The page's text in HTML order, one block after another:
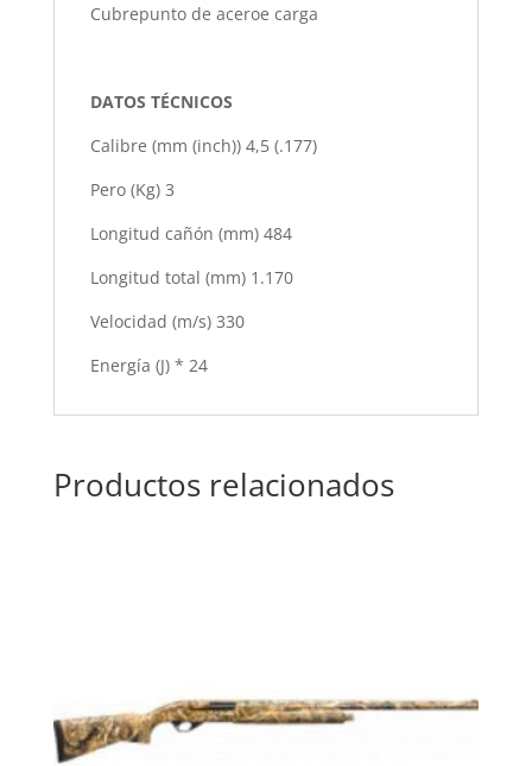
Cubrepunto de aceroe carga
DATOS TÉCNICOS
Calibre (mm (inch)) 4,5 (.177)
Pero (Kg) 3
Longitud cañón (mm) 484
Longitud total (mm) 1.170
Velocidad (m/s) 330
Energía (J) * 24
Productos relacionados